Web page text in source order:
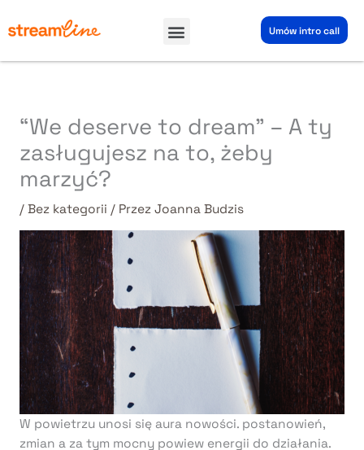
do
Menu Umów intro call
“We deserve to dream” – A ty
zasługujesz na to, żeby
marzyć?
/ Bez kategorii / Przez Joanna Budzis
W powietrzu unosi się aura nowości. postanowień,
zmian a za tym mocny powiew energii do działania.